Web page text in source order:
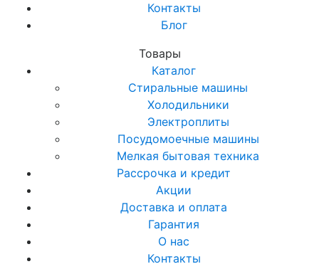
Контакты
Блог
Товары
Каталог
Стиральные машины
Холодильники
Электроплиты
Посудомоечные машины
Мелкая бытовая техника
Рассрочка и кредит
Акции
Доставка и оплата
Гарантия
О нас
Контакты